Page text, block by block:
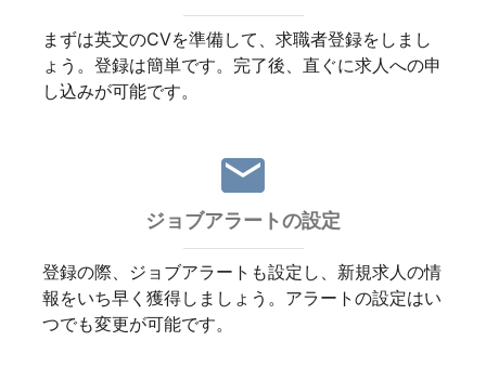
まずは英文のCVを準備して、求職者登録をしまし
ょう。登録は簡単です。完了後、直ぐに求人への申
し込みが可能です。
email
ジョブアラートの設定
登録の際、ジョブアラートも設定し、新規求人の情
報をいち早く獲得しましょう。アラートの設定はい
つでも変更が可能です。